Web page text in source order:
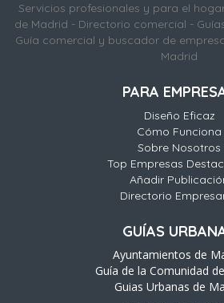
Servicios profesionales y para el
de Madrid - Directorio comercial -
Guía comercial y buscador de
Madrid
PARA
Diseño Eficaz
Cómo Funciona
Sobre Nosotros
Top Empresas
Añadir
Directorio
GUÍAS
Ayuntamientos de
Guía de la Comunidad
Guias Urbanas de